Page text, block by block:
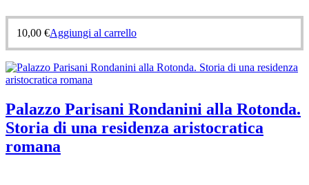
10,00 €Aggiungi al carrello
Palazzo Parisani Rondanini alla Rotonda.
Storia di una residenza aristocratica
romana